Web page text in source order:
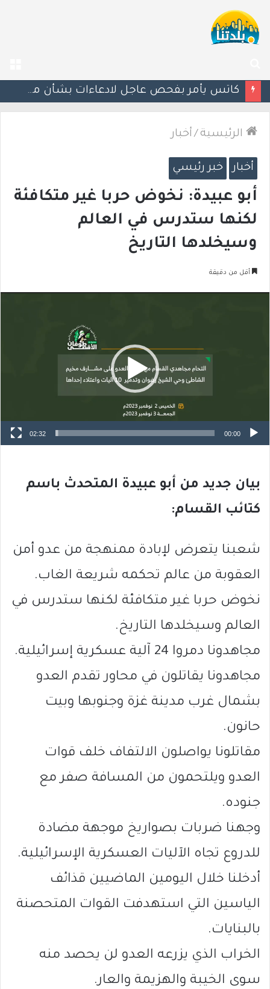
عن
إستعدوا : موجة حر جديدة تضرب البلاد
الرئيسية / أخبار
أخبار خبر رئيسي
أبو عبيدة: نخوض حربا غير متكافئة
لكنها ستدرس في العالم
وسيخلدها التاريخ
أقل من دقيقة
00:00
02:32
بيان جديد من أبو عبيدة المتحدث باسم
كتائب القسام:
شعبنا يتعرض لإبادة ممنهجة من عدو أمن
العقوبة من عالم تحكمه شريعة الغاب.
نخوض حربا غير متكافئة لكنها ستدرس في
العالم وسيخلدها التاريخ.
مجاهدونا دمروا 24 آلية عسكرية إسرائيلية.
مجاهدونا يقاتلون في محاور تقدم العدو
بشمال غرب مدينة غزة وجنوبها وبيت
حانون.
مقاتلونا يواصلون الالتفاف خلف قوات
العدو ويلتحمون من المسافة صفر مع
جنوده.
وجهنا ضربات بصواريخ موجهة مضادة
للدروع تجاه الآليات العسكرية الإسرائيلية.
أدخلنا خلال اليومين الماضيين قذائف
الياسين التي استهدفت القوات المتحصنة
بالبنايات.
الخراب الذي يزرعه العدو لن يحصد منه
سوى الخيبة والهزيمة والعار.